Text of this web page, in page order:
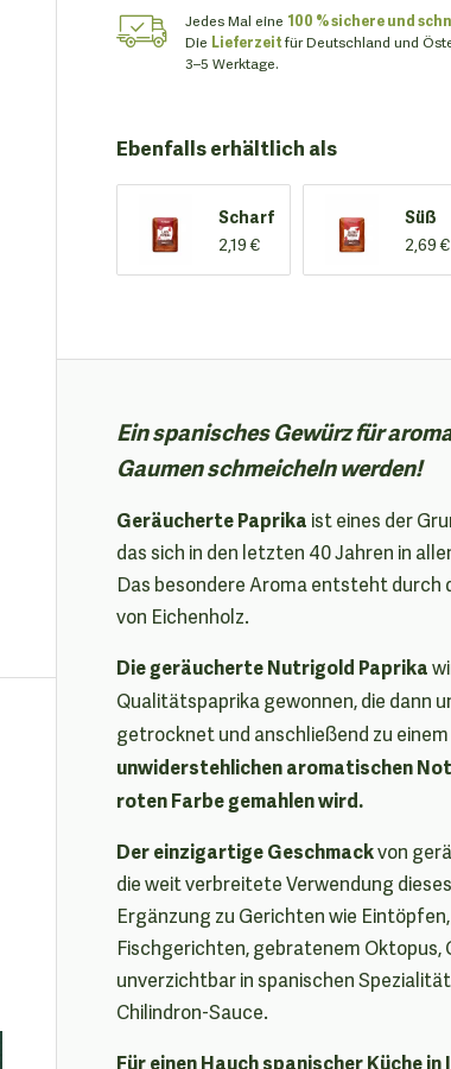
Jedes Mal eine 100 % sichere und
Die Lieferzeitfür Deutschland und
3–5 Werktage.
Ebenfalls erhältlich als
Scharf
2,19 €
Süß
2,69 €
Ein spanisches Gewürz für
Gaumen schmeicheln werden!
Geräucherte Paprika ist eines der
das sich in den letzten 40 Jahren in
Das besondere Aroma entsteht durch
von Eichenholz.
Die geräucherte Nutrigold Paprika
Qualitätspaprika gewonnen, die dann
getrocknet und anschließend zu einem
unwiderstehlichen aromatischen
roten Farbe gemahlen wird.
Der einzigartige Geschmackvon
die weit verbreitete Verwendung
Ergänzung zu Gerichten wie
Fischgerichten, gebratenem Oktopus,
unverzichtbar in spanischen
Chilindron-Sauce.
Für einen Hauch spanischer Küche